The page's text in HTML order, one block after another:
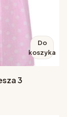
Do
koszyka
3